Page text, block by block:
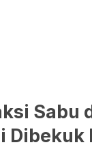
Sabu
Dibekuk